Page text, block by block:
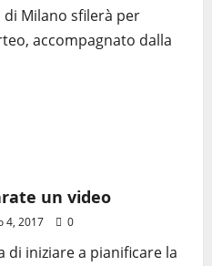
di Milano sfilerà per
accompagnato dalla
un video
4, 2017 0
di iniziare a pianificare la